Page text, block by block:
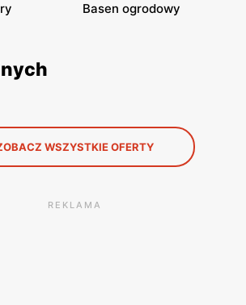
Basen ogrodowy
WSZYSTKIE OFERTY
REKLAMA